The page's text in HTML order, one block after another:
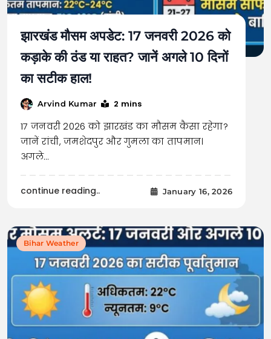
झारखंड मौसम अपडेट: 17 जनवरी 2026 को
कड़ाके की ठंड या राहत? जानें अगले 10 दिनों
का सटीक हाल!
Arvind Kumar 2 mins
17 जनवरी 2026 को झारखंड का मौसम कैसा रहेगा?
जानें रांची, जमशेदपुर और गुमला का तापमान।
अगले…
continue reading.. January 16, 2026
Bihar Weather